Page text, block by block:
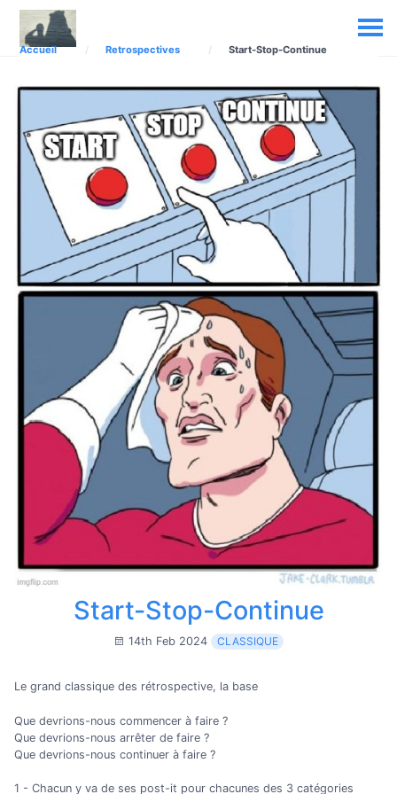
Accueil Retrospectives Start-Stop-Continue
Start-Stop-Continue
14th Feb 2024 CLASSIQUE
Le grand classique des rétrospective, la base
Que devrions-nous commencer à faire ?
Que devrions-nous arrêter de faire ?
Que devrions-nous continuer à faire ?
1 - Chacun y va de ses post-it pour chacunes des 3 catégories